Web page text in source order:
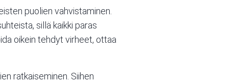
puolien vahvistaminen.
sillä kaikki paras
oikein tehdyt virheet, ottaa
ratkaiseminen . Siihen